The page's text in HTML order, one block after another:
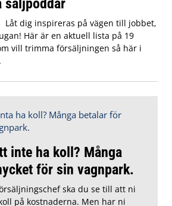
Låt dig inspireras på vägen till jobbet,
Här är en aktuell lista på 19
vill trimma försäljningen så här i
inte ha koll? Många
för sin vagnpark.
ska du se till att ni
på kostnaderna. Men har ni